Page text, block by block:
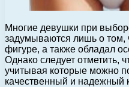
Многие девушки при
задумываются лишь о том,
фигуре, а также обладал
Однако следует отметить,
учитывая которые можно
качественный и надежный